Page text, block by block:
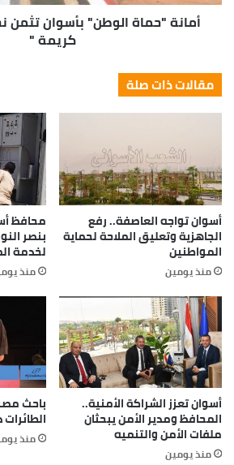
أمانة "حماة الوطن" بأسوان تثمن
كريمة "
مقالات ذات صلة
أسوان تواجه العاصفة.. رفع
الجاهزية وتعليق الملاحة لحماية
المواطنين
منذ يومين
محافظ
بنصر
لخدمة
منذ
أسوان تعزز الشراكة الأمنية..
المحافظ ومدير الأمن يبحثان
ملفات الأمن والتنميه
منذ يومين
باحث
الطائرات
منذ